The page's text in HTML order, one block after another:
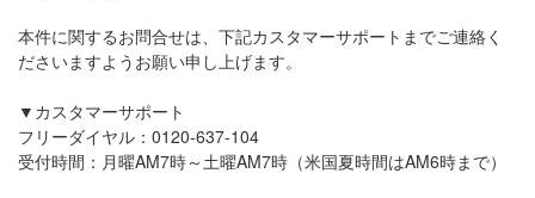
本件に関するお問合せは、下記カスタマーサポートまでご連絡く
ださいますようお願い申し上げます。
▼カスタマーサポート
フリーダイヤル：0120-637-104
受付時間：月曜AM7時～土曜AM7時（米国夏時間はAM6時まで）